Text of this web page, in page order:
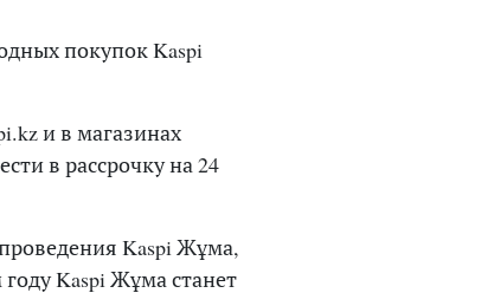
покупок Kaspi
и в магазинах
в рассрочку на 24
Kaspi Жұма,
Kaspi Жұма станет